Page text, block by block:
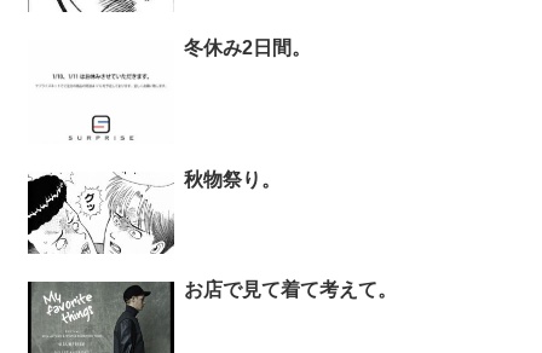
冬休み2日間。
秋物祭り。
お店で見て着て考えて。